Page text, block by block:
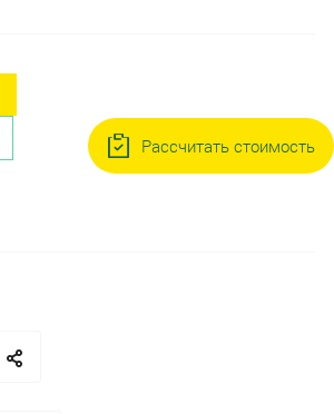
Рассчитать стоимость